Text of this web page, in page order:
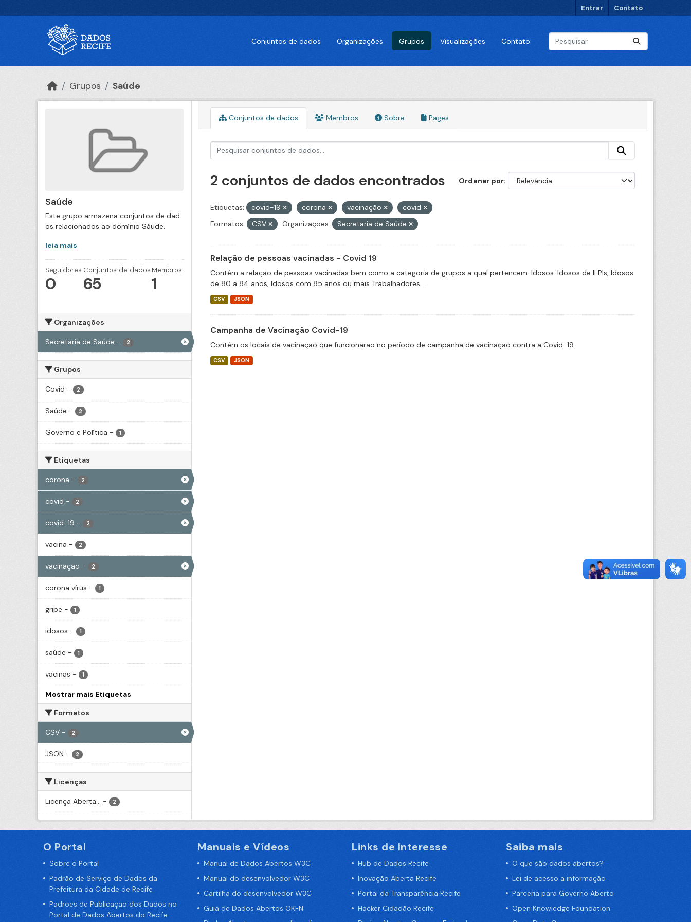
Entrar Contato
Conjuntos de dados Organizações Grupos Visualizações Contato
Grupos Saúde
Saúde
Este grupo armazena conjuntos de dad
os relacionados ao domínio Sáude.
leia mais
Seguidores
0
Conjuntos de dados
65
Membros
1
Organizações
Secretaria de Saúde - 2
Grupos
Covid - 2
Saúde - 2
Governo e Política - 1
Etiquetas
corona - 2
covid - 2
covid-19 - 2
vacina - 2
vacinação - 2
corona vírus - 1
gripe - 1
idosos - 1
saúde - 1
vacinas - 1
Mostrar mais Etiquetas
Formatos
CSV - 2
JSON - 2
Licenças
Licença Aberta... - 2
Conjuntos de dados Membros Sobre Pages
Ordenar por
2 conjuntos de dados encontrados
Etiquetas: covid-19 corona vacinação
covid
Formatos:
CSV Organizações: Secretaria de Saúde
Relação de pessoas vacinadas - Covid 19
Contém a relação de pessoas vacinadas bem como a categoria de grupos a qual pertencem. Idosos: Idosos de ILPIs, Idosos
de 80 a 84 anos, Idosos com 85 anos ou mais Trabalhadores...
CSV JSON
Campanha de Vacinação Covid-19
Contém os locais de vacinação que funcionarão no período de campanha de vacinação contra a Covid-19
CSV JSON
O Portal
Sobre o Portal
Padrão de Serviço de Dados da
Prefeitura da Cidade de Recife
Padrões de Publicação dos Dados no
Portal de Dados Abertos do Recife
Manuais e Vídeos
Manual de Dados Abertos W3C
Manual do desenvolvedor W3C
Cartilha do desenvolvedor W3C
Guia de Dados Abertos OKFN
Links de Interesse
Hub de Dados Recife
Inovação Aberta Recife
Portal da Transparência Recife
Hacker Cidadão Recife
Saiba mais
O que são dados abertos?
Lei de acesso a informação
Parceria para Governo Aberto
Open Knowledge Foundation